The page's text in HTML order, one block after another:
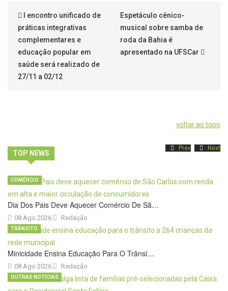
I encontro unificado de
práticas integrativas
complementares e
educação popular em
saúde será realizado de
27/11 a 02/12
Espetáculo cênico-
musical sobre samba de
roda da Bahia é
apresentado na UFSCar
voltar ao topo
TOP NEWS
Prev Next
Dia Dos Pais Deve Aquecer Comércio De Sã…
08 Ago 2026
COMÉRCIO
Redação
Minicidade Ensina Educação Para O Trânsi…
08 Ago 2026
TRÂNSITO
Redação
OUTRAS NOTÍCIAS